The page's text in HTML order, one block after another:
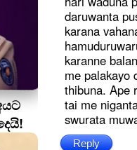
daruwanta
karana
karanne
me palakayo
thibuna. Ape
tai me
swurata
Reply